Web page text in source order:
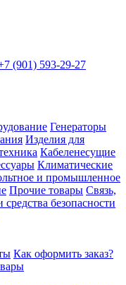
(901) 593-29-27
Генераторы
Изделия для
Кабеленесущие
Климатические
и промышленное
Прочие товары Связь,
средства безопасности
Как оформить заказ?